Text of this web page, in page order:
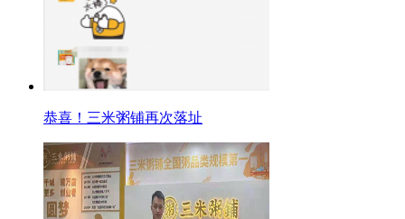
恭喜！三米粥铺再次落址